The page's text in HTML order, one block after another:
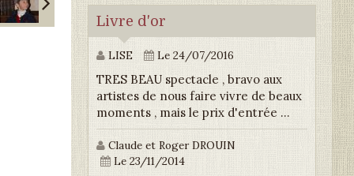
Livre d'or
LISE Le 24/07/2016
TRES BEAU spectacle , bravo aux
artistes de nous faire vivre de beaux
moments , mais le prix d'entrée ...
Claude et Roger DROUIN
Le 23/11/2014